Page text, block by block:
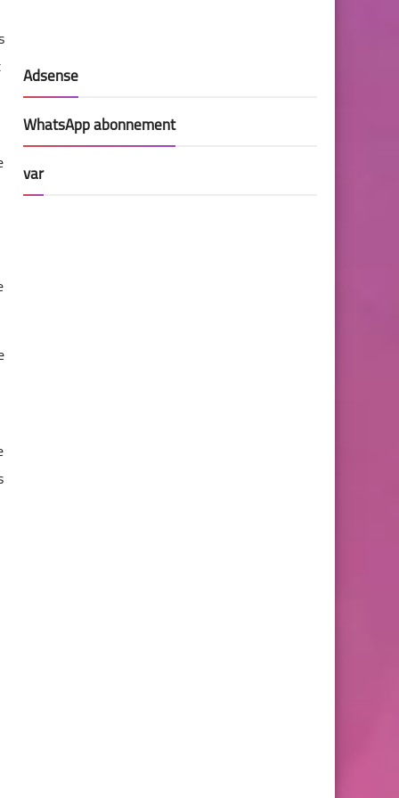
Adsense
WhatsApp abonnement
var